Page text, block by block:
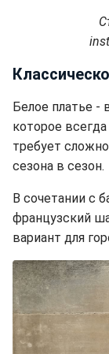
Белое платье -
которое
требует
сезона в сезон.
В сочетании с
французский
вариант для